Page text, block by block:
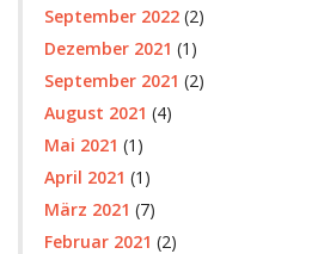
September 2022(2)
Dezember 2021 (1)
September 2021 (2)
August 2021 (4)
Mai 2021 (1)
April 2021 (1)
März 2021 (7)
Februar 2021 (2)